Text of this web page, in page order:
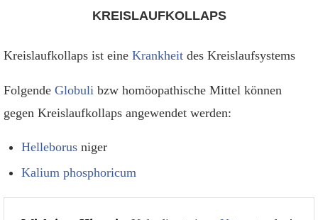
KREISLAUFKOLLAPS
Kreislaufkollaps ist eine Krankheit des Kreislaufsystems
Folgende Globuli bzw homöopathische Mittel können
gegen Kreislaufkollaps angewendet werden:
Helleborus niger
Kalium phosphoricum